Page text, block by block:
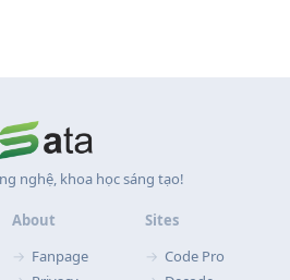
nghệ, khoa học sáng tạo!
About
Fanpage
Sites
Code Pro